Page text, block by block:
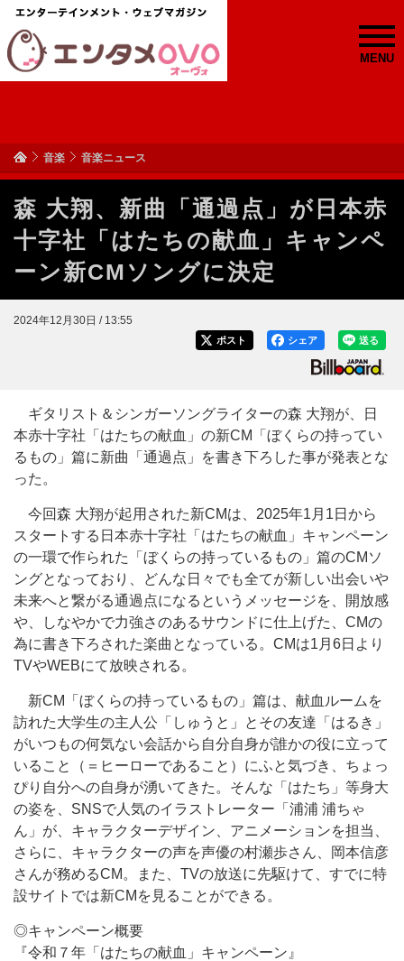
MENU
音楽 音楽ニュース
森 大翔、新曲「通過点」が日本赤
十字社「はたちの献血」キャンペ
ーン新CMソングに決定
2024年12月30日 / 13:55
送る
シェア
ポスト
ギタリスト＆シンガーソングライターの森 大翔が、日
本赤十字社「はたちの献血」の新CM「ぼくらの持ってい
るもの」篇に新曲「通過点」を書き下ろした事が発表とな
った。
今回森 大翔が起用された新CMは、2025年1月1日から
スタートする日本赤十字社「はたちの献血」キャンペーン
の一環で作られた「ぼくらの持っているもの」篇のCMソ
ングとなっており、どんな日々でも全てが新しい出会いや
未来へと繋がる通過点になるというメッセージを、開放感
や、しなやかで力強さのあるサウンドに仕上げた、CMの
為に書き下ろされた楽曲となっている。CMは1月6日より
TVやWEBにて放映される。
新CM「ぼくらの持っているもの」篇は、献血ルームを
訪れた大学生の主人公「しゅうと」とその友達「はるき」
がいつもの何気ない会話から自分自身が誰かの役に立って
いること（＝ヒーローであること）にふと気づき、ちょっ
ぴり自分への自身が湧いてきた。そんな「はたち」等身大
の姿を、SNSで人気のイラストレーター「浦浦 浦ちゃ
ん」が、キャラクターデザイン、アニメーションを担当、
さらに、キャラクターの声を声優の村瀬歩さん、岡本信彦
さんが務めるCM。また、TVの放送に先駆けて、すでに特
設サイトでは新CMを見ることができる。
◎キャンペーン概要
『令和７年「はたちの献血」キャンペーン』